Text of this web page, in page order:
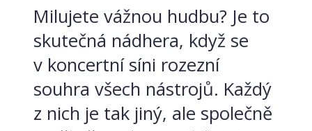
Milujete vážnou hudbu? Je to
skutečná nádhera, když se
v koncertní síni rozezní
souhra všech nástrojů. Každý
z nich je tak jiný, ale společně